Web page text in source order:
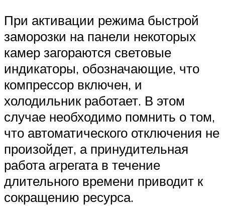
При активации режима быстрой
заморозки на панели некоторых
камер загораются световые
индикаторы, обозначающие, что
компрессор включен, и
холодильник работает. В этом
случае необходимо помнить о том,
что автоматического отключения не
произойдет, а принудительная
работа агрегата в течение
длительного времени приводит к
сокращению ресурса.